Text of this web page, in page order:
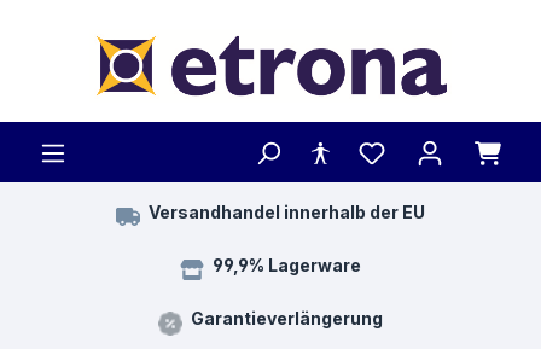
Versandhandel innerhalb der EU
99,9% Lagerware
Garantieverlängerung